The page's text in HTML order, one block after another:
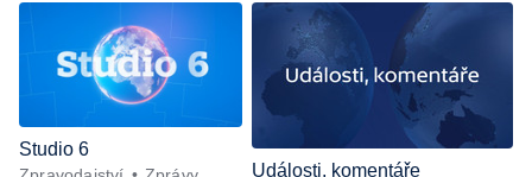
Studio 6
Události, komentáře